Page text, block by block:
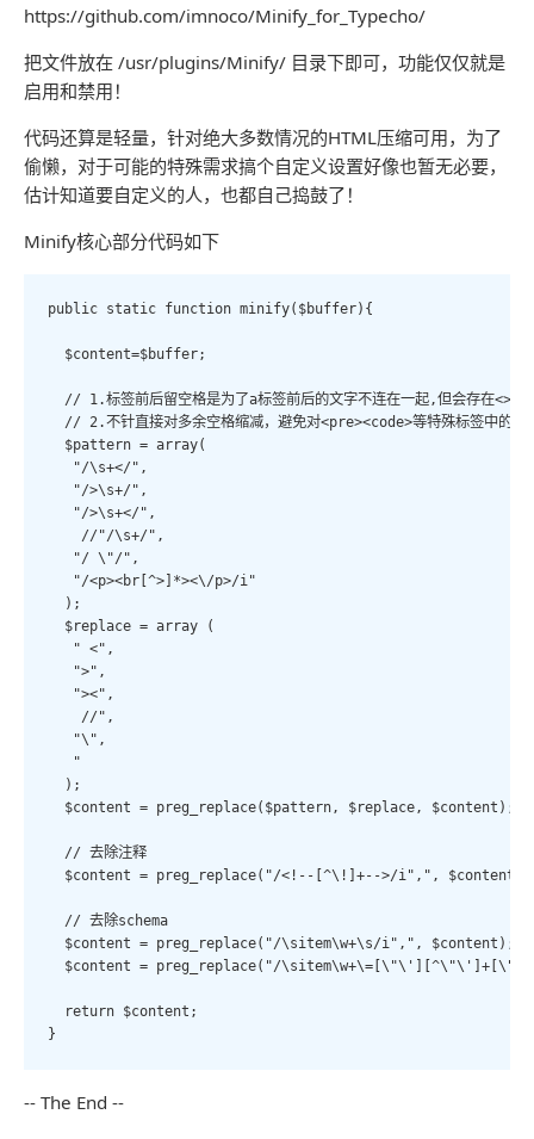
https://github.com/imnoco/Minify_for_Typecho/
把文件放在 /usr/plugins/Minify/ 目录下即可，功能仅仅就是
启用和禁用！
代码还算是轻量，针对绝大多数情况的HTML压缩可用，为了
偷懒，对于可能的特殊需求搞个自定义设置好像也暂无必要，
估计知道要自定义的人，也都自己捣鼓了！
Minify核心部分代码如下
public static function minify($buffer){
  $content=$buffer;
// 1.标签前后留空格是为了a标签前后的文字不连在一起,但会存在<>
// 2.不针直接对多余空格缩减，避免对<pre><code>等特殊标签中的内
  $pattern = array(
   "/\s+</",
   "/>\s+/",
   "/>\s+</",
    //"/\s+/",
   "/ \"/",
   "/<p><br[^>]*><\/p>/i"
  );
  $replace = array (
   " <",
   ">",
   "><",
    //",
   "\",
   "
  );
  $content = preg_replace($pattern, $replace, $content);
  // 去除注释
  $content = preg_replace("/<!--[^\!]+-->/i",", $content);
  // 去除schema
  $content = preg_replace("/\sitem\w+\s/i",", $content);
$content = preg_replace("/
  return $content;
}
-- The End --